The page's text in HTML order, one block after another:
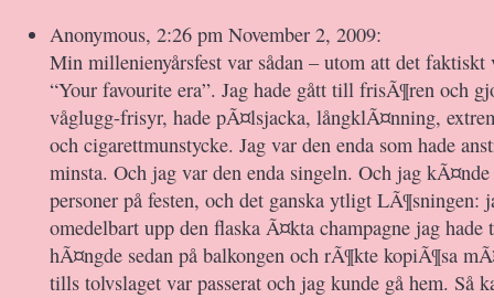
Anonymous, 2:26 pm November 2, 2009:
Min millenienyårsfest var sådan – utom att det faktiskt
“Your favourite era”. Jag hade gått till frisÃ¶ren och
våglugg-frisyr, hade pÃ¤lsjacka, långklÃ¤nning,
och cigarettmunstycke. Jag var den enda som hade
minsta. Och jag var den enda singeln. Och jag kÃ¤nde
personer på festen, och det ganska ytligt LÃ¶sningen:
omedelbart upp den flaska Ã¤kta champagne jag
hÃ¤ngde sedan på balkongen och rÃ¶kte kopiÃ¶sa
tills tolvslaget var passerat och jag kunde gå hem. Så